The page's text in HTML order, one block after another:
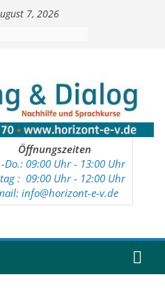
7, 2026
Öffnungszeiten
Do.: 09:00 Uhr - 13:00 Uhr
: 09:00 Uhr - 12:00 Uhr
info@horizont-e-v.de